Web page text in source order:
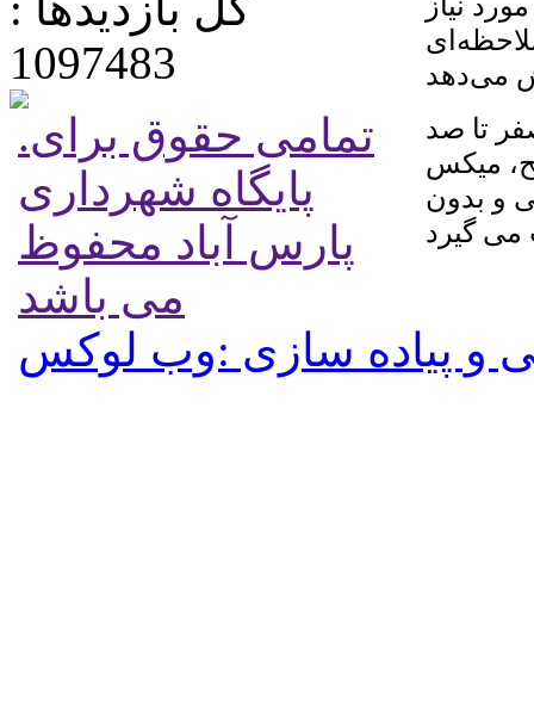
تا صد
میکس
و بدون
1097483
.تمامی حقوق برای
پایگاه شهرداری
پارس آباد محفوظ
می باشد
و پیاده سازی :وب لوکس